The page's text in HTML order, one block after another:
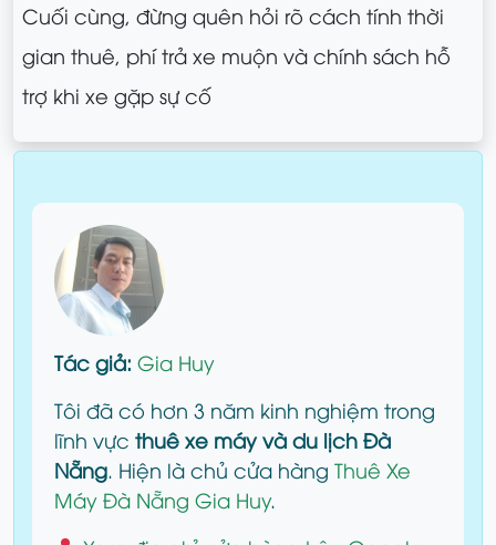
Cuối cùng, đừng quên hỏi rõ cách tính thời
gian thuê, phí trả xe muộn và chính sách hỗ
trợ khi xe gặp sự cố
Tác giả: Gia Huy
Tôi đã có hơn 3 năm kinh nghiệm trong
lĩnh vực thuê xe máy và du lịch Đà
Nẵng. Hiện là chủ cửa hàng Thuê Xe
Máy Đà Nẵng Gia Huy.